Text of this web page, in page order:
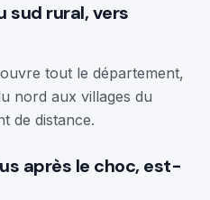
sud rural, vers
tout le département,
nord aux villages du
de distance.
après le choc, est-